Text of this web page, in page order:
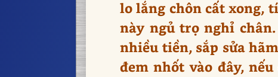
lo lắng chôn cất xong,
này ngủ trọ nghỉ
nhiều tiền, sắp sửa
đem nhốt vào đây,